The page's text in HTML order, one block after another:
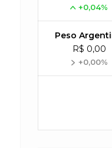
+0,04%
Peso
R$ 0,00
+0,00%